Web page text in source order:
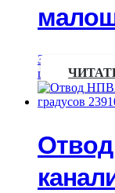
Запрос
цены